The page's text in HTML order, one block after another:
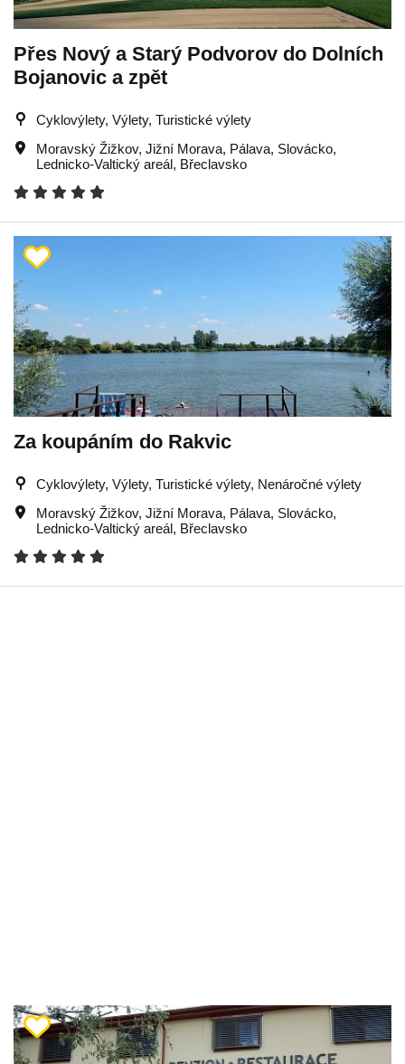
Přes Nový a Starý Podvorov do Dolních
Bojanovic a zpět
Cyklovýlety, Výlety, Turistické výlety
Moravský Žižkov, Jižní Morava, Pálava, Slovácko,
Lednicko-Valtický areál, Břeclavsko
Za koupáním do Rakvic
Cyklovýlety, Výlety, Turistické výlety, Nenáročné výlety
Moravský Žižkov, Jižní Morava, Pálava, Slovácko,
Lednicko-Valtický areál, Břeclavsko